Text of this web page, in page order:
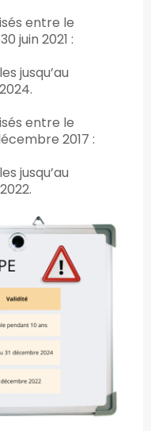
entre le
juin 2021 :
jusqu’au
entre le
2017 :
jusqu’au